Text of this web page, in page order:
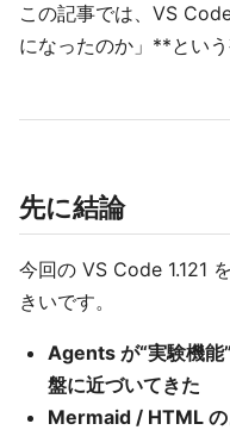
この記事では、VS
になったのか」**という
先に結論
今回の VS Code 1.121
きいです。
Agents が“実験機能
盤に近づいてきた
Mermaid / HTML の